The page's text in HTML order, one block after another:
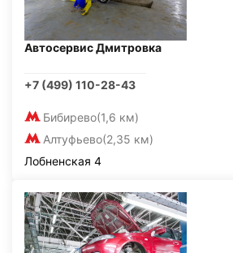
Автосервис Дмитровка
+7 (499) 110-28-43
Бибирево(1,6 км)
Алтуфьево(2,35 км)
Лобненская 4